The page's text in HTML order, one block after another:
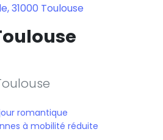
31000 Toulouse
romantique
à mobilité réduite